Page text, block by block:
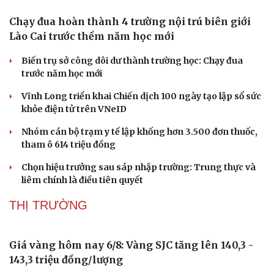
Chạy đua hoàn thành 4 trường nội trú biên giới
Lào Cai trước thềm năm học mới
Biến trụ sở công dôi dư thành trường học: Chạy đua
trước năm học mới
Vĩnh Long triển khai Chiến dịch 100 ngày tạo lập sổ sức
khỏe điện tử trên VNeID
Nhóm cán bộ trạm y tế lập khống hơn 3.500 đơn thuốc,
tham ô 614 triệu đồng
Chọn hiệu trưởng sau sáp nhập trường: Trung thực và
liêm chính là điều tiên quyết
THỊ TRƯỜNG
Giá vàng hôm nay 6/8: Vàng SJC tăng lên 140,3 -
143,3 triệu đồng/lượng